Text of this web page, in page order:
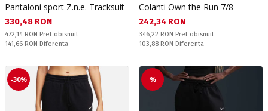
Pantaloni sport Z.n.e. Tracksuit
Текуща цена:
330,48 RON
Pret obisnuit:
472,14 RON Pret obisnuit
Спестявате:
141,66 RON Diferenta
Colanti Own the Run 7/8
Текуща цена:
242,34 RON
Pret obisnuit:
346,22 RON Pret obisnuit
Спестявате:
103,88 RON Diferenta
-30% %